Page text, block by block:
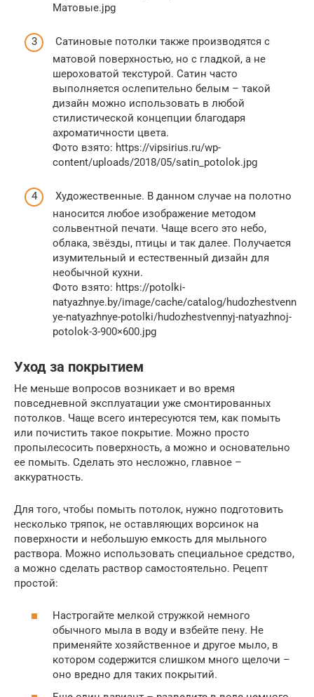
Матовые.jpg
Сатиновые потолки также производятся с
матовой поверхностью, но с гладкой, а не
шероховатой текстурой. Сатин часто
выполняется ослепительно белым – такой
дизайн можно использовать в любой
стилистической концепции благодаря
ахроматичности цвета.
Фото взято: https://vipsirius.ru/wp-
content/uploads/2018/05/satin_potolok.jpg
Художественные. В данном случае на полотно
наносится любое изображение методом
сольвентной печати. Чаще всего это небо,
облака, звёзды, птицы и так далее. Получается
изумительный и естественный дизайн для
необычной кухни.
Фото взято: https://potolki-
natyazhnye.by/image/cache/catalog/hudozhestvenn
ye-natyazhnye-potolki/hudozhestvennyj-natyazhnoj-
potolok-3-900×600.jpg
Уход за покрытием
Не меньше вопросов возникает и во время
повседневной эксплуатации уже смонтированных
потолков. Чаще всего интересуются тем, как помыть
или почистить такое покрытие. Можно просто
пропылесосить поверхность, а можно и основательно
ее помыть. Сделать это несложно, главное –
аккуратность.
Для того, чтобы помыть потолок, нужно подготовить
несколько тряпок, не оставляющих ворсинок на
поверхности и небольшую емкость для мыльного
раствора. Можно использовать специальное средство,
а можно сделать раствор самостоятельно. Рецепт
простой:
Настрогайте мелкой стружкой немного
обычного мыла в воду и взбейте пену. Не
применяйте хозяйственное и другое мыло, в
котором содержится слишком много щелочи –
оно вредно для таких покрытий.